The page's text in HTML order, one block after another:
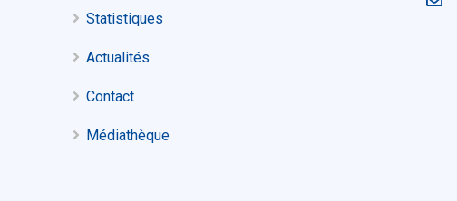
Statistiques
Actualités
Contact
Médiathèque